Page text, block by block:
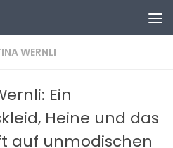
WERNLI
Ein
Heine und das
auf unmodischen